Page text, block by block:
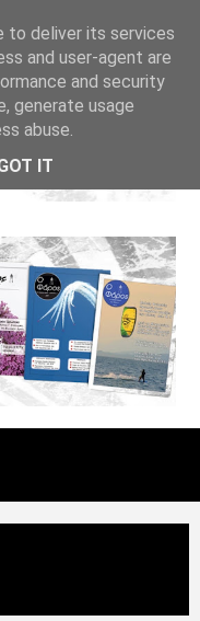
to deliver its services
and user-agent are
and security
generate usage
abuse.
IT